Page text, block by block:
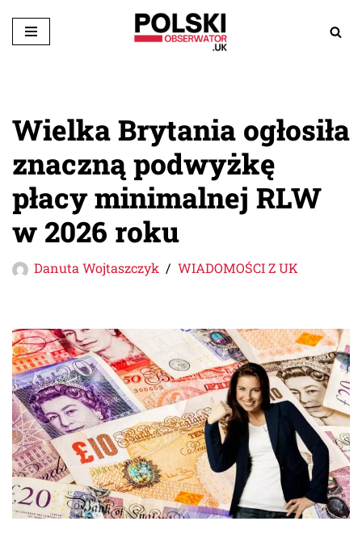
Przejdź
Wielka Brytania ogłosiła
znaczną podwyżkę
płacy minimalnej RLW
w 2026 roku
Danuta Wojtaszczyk WIADOMOŚCI Z UK